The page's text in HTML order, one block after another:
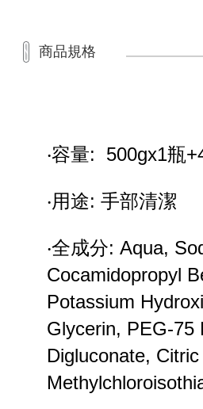
商品規格
‧容量: 500gx1瓶
‧用途: 手部清潔
‧全成分: Aqua,
Cocamidopropyl
Potassium
Glycerin, PEG-75
Digluconate,